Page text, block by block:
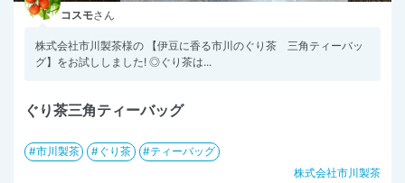
コスモさん
株式会社市川製茶様の 【伊豆に香る市川のぐり茶 三角ティーバッ
グ】をお試ししました! ◎ぐり茶は...
ぐり茶三角ティーバッグ
市川製茶 ぐり茶
ティーバッグ
株式会社市川製茶